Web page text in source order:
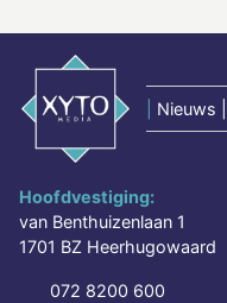
Nieuws
Hoofdvestiging:
van Benthuizenlaan 1
1701 BZ Heerhugowaard
072 8200 600